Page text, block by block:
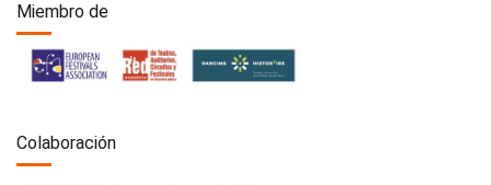
Miembro de
Colaboración